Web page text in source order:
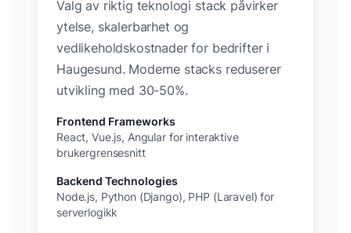
Valg av riktig teknologi stack påvirker
ytelse, skalerbarhet og
vedlikeholdskostnader for bedrifter i
Haugesund. Moderne stacks reduserer
utvikling med 30-50%.
Frontend Frameworks
React, Vue.js, Angular for interaktive
brukergrensesnitt
Backend Technologies
Node.js, Python (Django), PHP (Laravel) for
serverlogikk